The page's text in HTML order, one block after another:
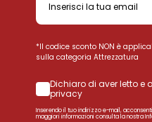
*Il codice sconto NON è
sulla categoria Attrezzatura
Dichiaro di aver letto
privacy
Inserendo il tuo indirizzo e-mail,
maggiori informazioni consulta la nostra